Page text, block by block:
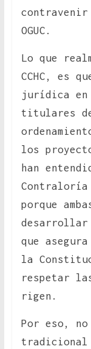
OGUC.
Lo que
CCHC, es
jurídica en
titulares
los
han
Contraloría
porque
desarrollar
que
la
respetar
rigen.
Por eso,
tradicional